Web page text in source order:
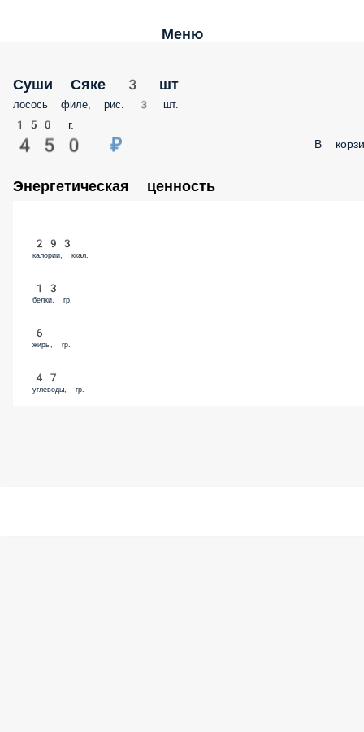
Меню
Суши Сяке 3 шт
лосось филе, рис. 3 шт.
150 г.
450 ₽ В
Энергетическая ценность
293
калории, ккал.
13
белки, гр.
6
жиры, гр.
47
углеводы, гр.